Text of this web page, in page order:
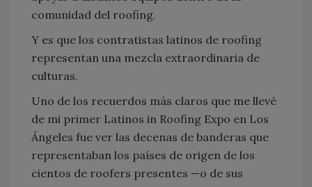
comunidad del roofing.
Y es que los contratistas latinos de roofing
representan una mezcla extraordinaria de
culturas.
Uno de los recuerdos más claros que me llevé
de mi primer Latinos in Roofing Expo en Los
Ángeles fue ver las decenas de banderas que
representaban los países de origen de los
cientos de roofers presentes —o de sus